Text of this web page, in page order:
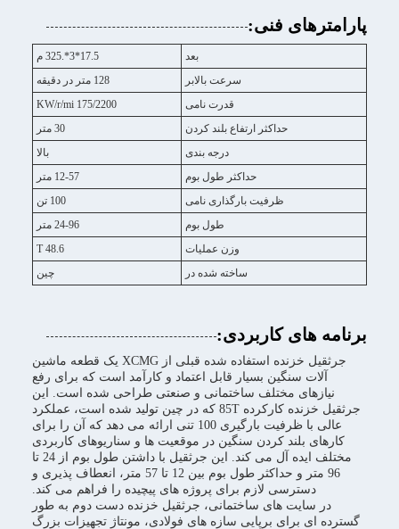
پارامترهای فنی:
بعد
17.5*3*.325 م
سرعت بالابر
128 متر در دقیقه
قدرت نامی
175/2200 KW/r/mi
حداکثر ارتفاع بلند کردن
30 متر
درجه بندی
بالا
حداکثر طول بوم
12-57 متر
ظرفیت بارگذاری نامی
100 تن
طول بوم
24-96 متر
وزن عملیات
48.6 T
ساخته شده در
چین
برنامه های کاربردی:
جرثقیل خزنده استفاده شده قبلی از XCMG یک قطعه ماشین
آلات سنگین بسیار قابل اعتماد و کارآمد است که برای رفع
نیازهای مختلف ساختمانی و صنعتی طراحی شده است. این
جرثقیل خزنده کارکرده 85T که در چین تولید شده است، عملکرد
عالی با ظرفیت بارگیری 100 تنی ارائه می دهد که آن را برای
کارهای بلند کردن سنگین در موقعیت ها و سناریوهای کاربردی
مختلف ایده آل می کند. این جرثقیل با داشتن طول بوم از 24 تا
96 متر و حداکثر طول بوم بین 12 تا 57 متر، انعطاف پذیری و
دسترسی لازم برای پروژه های پیچیده را فراهم می کند.
در سایت های ساختمانی، جرثقیل خزنده دست دوم به طور
گسترده ای برای برپایی سازه های فولادی، مونتاژ تجهیزات بزرگ